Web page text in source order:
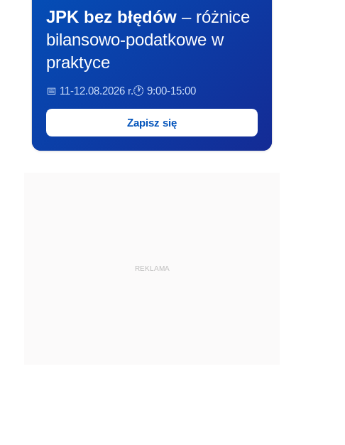
JPK bez błędów – różnice
bilansowo-podatkowe w
praktyce
📅 11-12.08.2026 r.🕐 9:00-15:00
Zapisz się
REKLAMA